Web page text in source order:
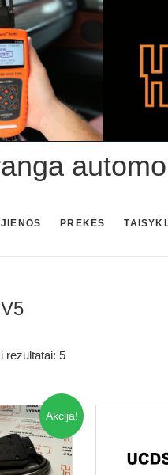
PREKĖS
V5
rezultatai: 5
Akcija!